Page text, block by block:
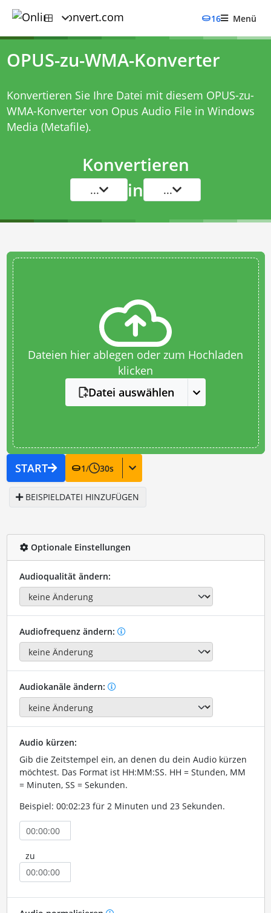
16 Menü
OPUS-zu-WMA-Konverter
Konvertieren Sie Ihre Datei mit diesem OPUS-zu-
WMA-Konvertervon Opus Audio File in Windows
Media (Metafile).
Konvertieren
... in ...
Dateien hier ablegen oder zum Hochladen
klicken
Datei auswählen
START 1/ 30s
BEISPIELDATEI HINZUFÜGEN
Optionale Einstellungen
Audioqualität ändern:
Audiofrequenz ändern:
Audiokanäle ändern:
Audio kürzen:
Gib die Zeitstempel ein, an denen du dein Audio kürzen
möchtest. Das Format ist HH:MM:SS. HH = Stunden, MM
= Minuten, SS = Sekunden.
Beispiel: 00:02:23 für 2 Minuten und 23 Sekunden.
zu